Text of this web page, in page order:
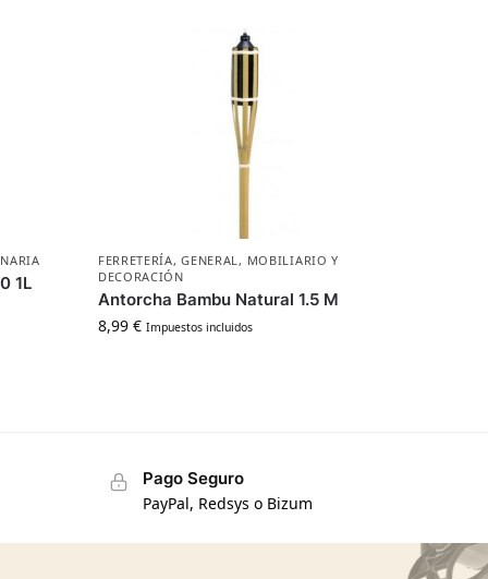
1L
FERRETERÍA,GENERAL, MOBILIARIO Y
DECORACIÓN
Antorcha Bambu Natural 1.5 M
8,99 € Impuestos incluidos
Pago Seguro
PayPal, Redsys o Bizum